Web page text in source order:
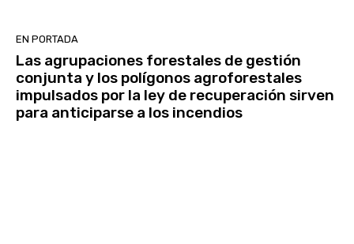
EN PORTADA
Las agrupaciones forestales de gestión
conjunta y los polígonos agroforestales
impulsados por la ley de recuperación sirven
para anticiparse a los incendios